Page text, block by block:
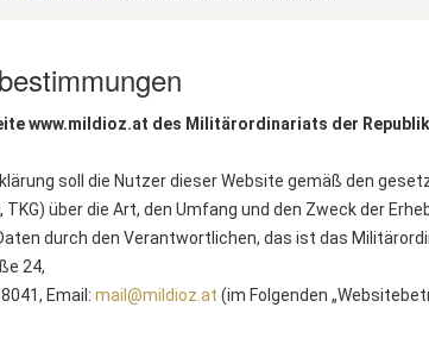
www.mildioz.at des Militärordinariats der
soll die Nutzer dieser Website gemäß den
TKG) über die Art, den Umfang und den Zweck der
durch den Verantwortlichen, das ist das
24,
Email: mail@mildioz.at (im Folgenden